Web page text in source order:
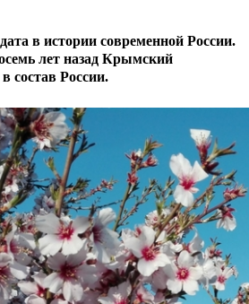
в истории современной России.
лет назад Крымский
состав России.